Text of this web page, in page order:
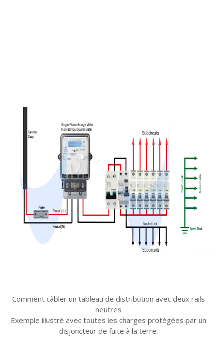
Comment câbler un tableau de distribution avec deux rails
neutres
Exemple illustré avec toutes les charges protégées par un
disjoncteur de fuite à la terre.